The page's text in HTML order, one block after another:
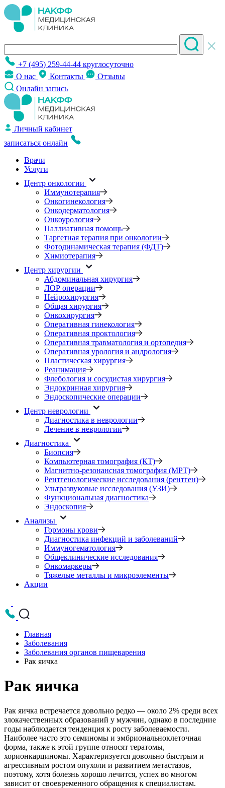
+7 (495) 259-44-44 круглосуточно
О нас
Контакты
Отзывы
Онлайн запись
Личный кабинет
записаться онлайн
Врачи
Услуги
Центр онкологии
Иммунотерапия
Онкогинекология
Онкодерматология
Онкоурология
Паллиативная помощь
Таргетная терапия при онкологии
Фотодинамическая терапия (ФДТ)
Химиотерапия
Центр хирургии
Абдоминальная хирургия
ЛОР операции
Нейрохирургия
Общая хирургия
Онкохирургия
Оперативная гинекология
Оперативная проктология
Оперативная травматология и ортопедия
Оперативная урология и андрология
Пластическая хирургия
Реанимация
Флебология и сосудистая хирургия
Эндокринная хирургия
Эндоскопические операции
Центр неврологии
Диагностика в неврологии
Лечение в неврологии
Диагностика
Биопсия
Компьютерная томография (КТ)
Магнитно-резонансная томография (МРТ)
Рентгенологические исследования (рентген)
Ультразвуковые исследования (УЗИ)
Функциональная диагностика
Эндоскопия
Анализы
Гормоны крови
Диагностика инфекций и заболеваний
Иммуногематология
Общеклинические исследования
Онкомаркеры
Тяжелые металлы и микроэлементы
Акции
Главная
Заболевания
Заболевания органов пищеварения
Рак яичка
Рак яичка
Рак яичка встречается довольно редко — около 2% среди всех
злокачественных образований у мужчин, однако в последние
годы наблюдается тенденция к росту заболеваемости.
Наиболее часто это семиномы и эмбриональноклеточная
форма, также к этой группе относят тератомы,
хорионкарциномы. Характеризуется довольно быстрым и
агрессивным ростом опухоли и развитием метастазов,
поэтому, хотя болезнь хорошо лечится, успех во многом
зависит от своевременного обращения к специалистам.